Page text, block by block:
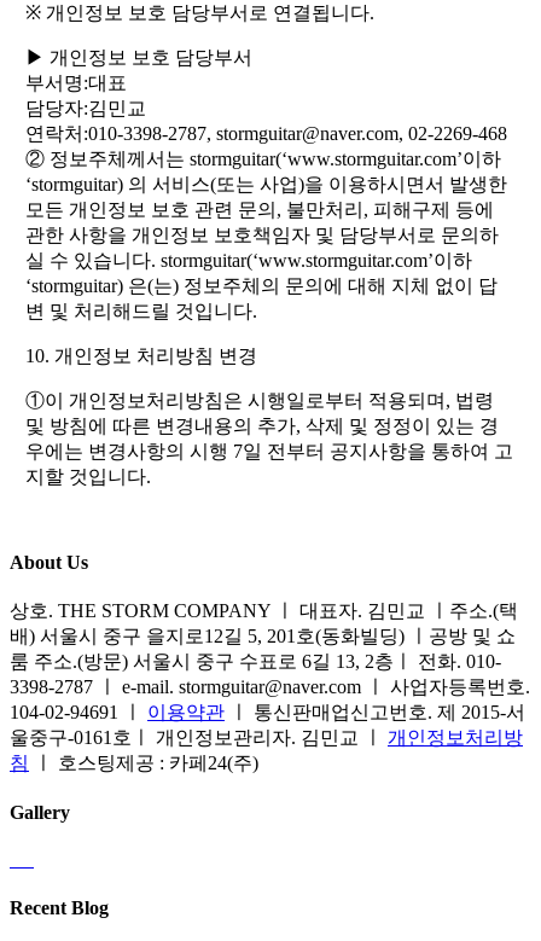
※ 개인정보 보호 담당부서로 연결됩니다.
▶ 개인정보 보호 담당부서
부서명:대표
담당자:김민교
연락처:010-3398-2787, stormguitar@naver.com, 02-2269-468
② 정보주체께서는 stormguitar(‘www.stormguitar.com’이하
‘stormguitar) 의 서비스(또는 사업)을 이용하시면서 발생한
모든 개인정보 보호 관련 문의, 불만처리, 피해구제 등에
관한 사항을 개인정보 보호책임자 및 담당부서로 문의하
실 수 있습니다. stormguitar(‘www.stormguitar.com’이하
‘stormguitar) 은(는) 정보주체의 문의에 대해 지체 없이 답
변 및 처리해드릴 것입니다.
10. 개인정보 처리방침 변경
①이 개인정보처리방침은 시행일로부터 적용되며, 법령
및 방침에 따른 변경내용의 추가, 삭제 및 정정이 있는 경
우에는 변경사항의 시행 7일 전부터 공지사항을 통하여 고
지할 것입니다.
About Us
상호. THE STORM COMPANY ㅣ 대표자. 김민교 ㅣ주소.(택
배) 서울시 중구 을지로12길 5, 201호(동화빌딩) ㅣ공방 및 쇼
룸 주소.(방문) 서울시 중구 수표로 6길 13, 2층ㅣ 전화. 010-
3398-2787 ㅣ e-mail. stormguitar@naver.com ㅣ 사업자등록번호.
104-02-94691 ㅣ 이용약관 ㅣ 통신판매업신고번호. 제 2015-서
울중구-0161호ㅣ 개인정보관리자. 김민교 ㅣ 개인정보처리방
침
ㅣ 호스팅제공 : 카페24(주)
Gallery
Recent Blog